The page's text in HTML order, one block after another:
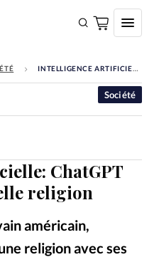
DON INTELLIGENCE ARTIFICIELLE: CHATGPT INVENTE UNE NOUVELLE RELIGION
ChatGPT
religion
américain,
religion avec ses
Société